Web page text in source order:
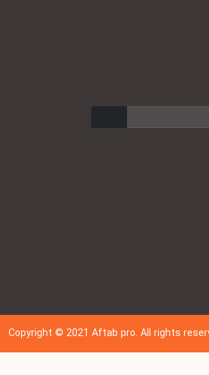
Copyright © 202 1Aftab pro. All rights